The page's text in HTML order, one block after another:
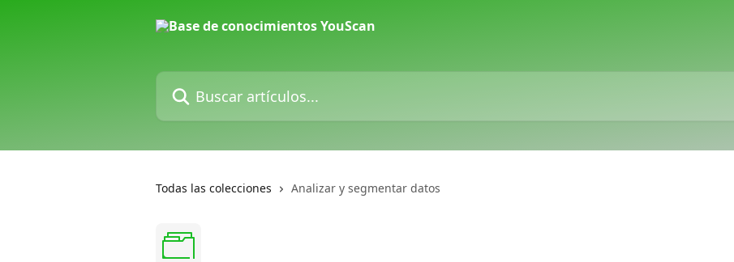
Buscar artículos...
Todas las colecciones Analizar y segmentar datos